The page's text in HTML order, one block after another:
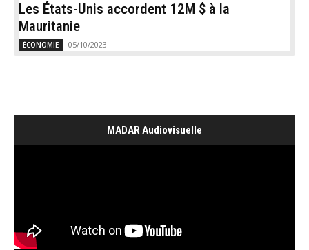
Les États-Unis accordent 12M $ à la
Mauritanie
ÉCONOMIE 05/10/2023
MADAR Audiovisuelle